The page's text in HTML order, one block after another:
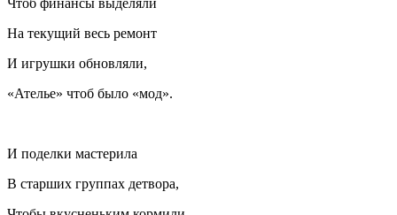
На текущий весь ремонт
И игрушки обновляли,
«Ателье» чтоб было «мод».
И поделки мастерила
В старших группах детвора,